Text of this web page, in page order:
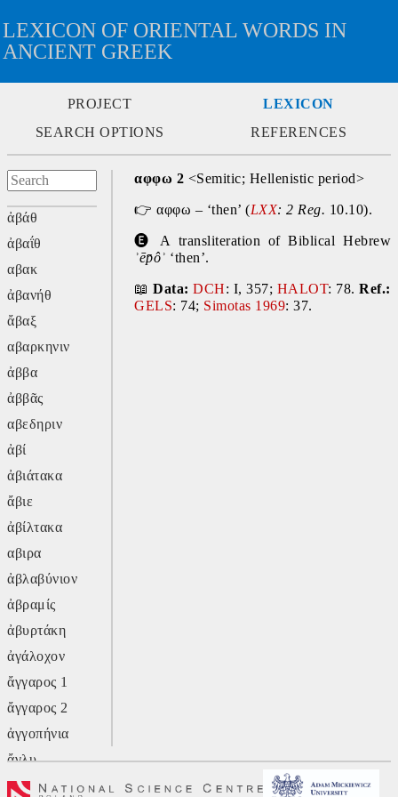
LEXICON OF ORIENTAL WORDS IN
ANCIENT GREEK
PROJECT
LEXICON
SEARCH OPTIONS
REFERENCES
ἀβάθ
ἀβαΐθ
αβακ
ἀβανήθ
ἄβαξ
αβαρκηνιν
ἀββα
ἀββᾶς
αβεδηριν
ἀβί
ἀβιάτακα
ἄβιε
ἀβίλτακα
αβιρα
ἀβλαβύνιον
ἀβραμίς
ἀβυρτάκη
ἀγάλοχον
ἄγγαρος 1
ἄγγαρος 2
ἀγγοπήνια
ἄγλυ
ἄγον
αφφω 2 <Semitic; Hellenistic period>
👉 αφφω – ‘then’ (LXX: 2 Reg. 10.10).
🅔
ʾēp̄ôʾ ‘then’.
📖 Data: DCH: I, 357; HALOT: 78. Ref.:
GELS: 74; Simotas 1969: 37.